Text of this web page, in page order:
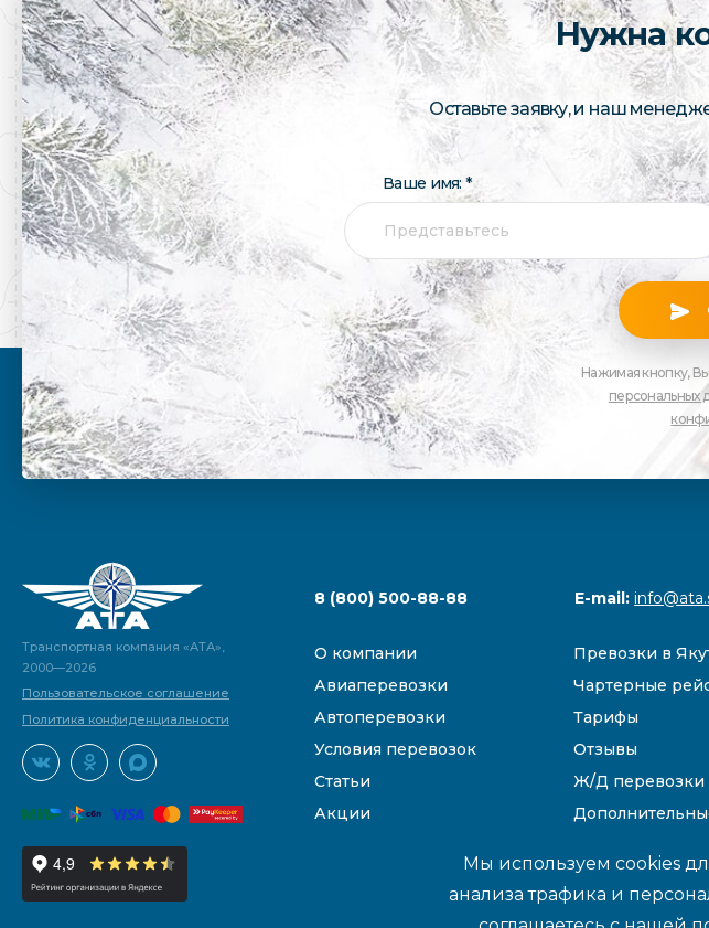
Нужна
Оставьте заявку, и наш
Ваше имя: *
Нажимая кнопку,
персональных
Транспортная компания «АТА»,
2000—2026
Пользовательское соглашение
Политика конфиденциальности
8 (800) 500-88-88 E-mail:
О компании
Превозки в
Авиаперевозки
Чартерные
Автоперевозки
Тарифы
Условия перевозок
Отзывы
Статьи
Ж/Д перевозки
Акции
Мы используем cookies
анализа трафика и